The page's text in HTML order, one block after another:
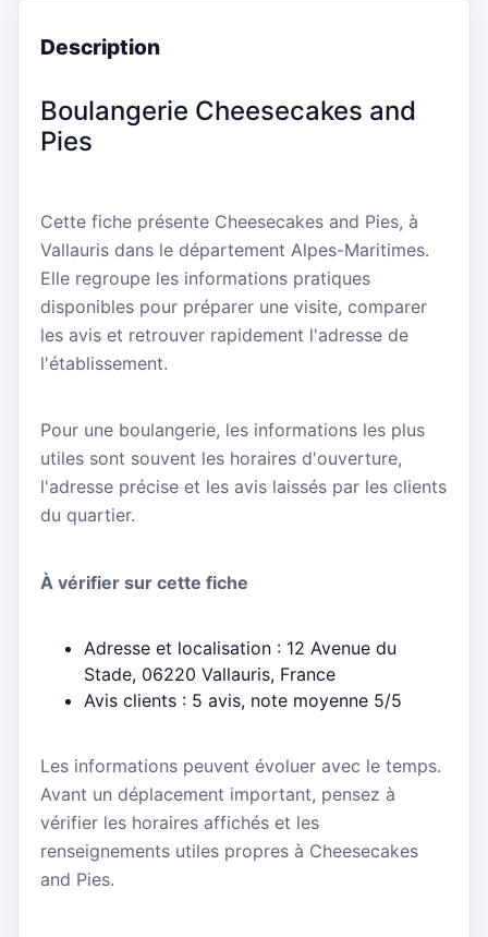
Description
Boulangerie Cheesecakes and
Pies
Cette fiche présente Cheesecakes and Pies, à
Vallauris dans le département Alpes-Maritimes.
Elle regroupe les informations pratiques
disponibles pour préparer une visite, comparer
les avis et retrouver rapidement l'adresse de
l'établissement.
Pour une boulangerie, les informations les plus
utiles sont souvent les horaires d'ouverture,
l'adresse précise et les avis laissés par les clients
du quartier.
À vérifier sur cette fiche
Adresse et localisation : 12 Avenue du
Stade, 06220 Vallauris, France
Avis clients : 5 avis, note moyenne 5/5
Les informations peuvent évoluer avec le temps.
Avant un déplacement important, pensez à
vérifier les horaires affichés et les
renseignements utiles propres à Cheesecakes
and Pies.